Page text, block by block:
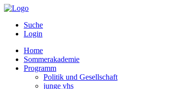
Suche
Login
Home
Sommerakademie
Programm
Politik und Gesellschaft
junge vhs